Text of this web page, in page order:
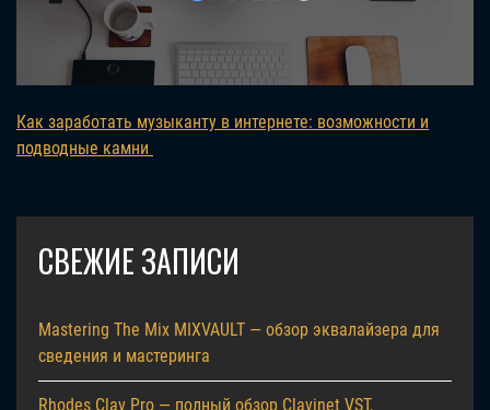
Как заработать музыканту в интернете: возможности и
подводные камни
СВЕЖИЕ ЗАПИСИ
Mastering The Mix MIXVAULT — обзор эквалайзера для
сведения и мастеринга
Rhodes Clav Pro — полный обзор Clavinet VST,